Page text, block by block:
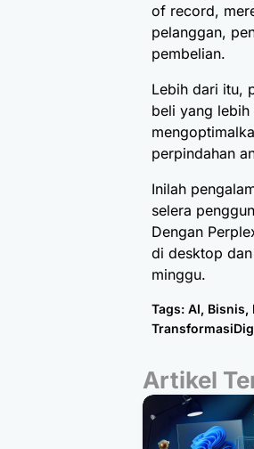
of record,
pelanggan,
pembelian.
Lebih dari itu,
beli yang
perpindahan
Inilah
selera
Dengan
di desktop
minggu.
Tags: AI, Bisnis,
Artikel